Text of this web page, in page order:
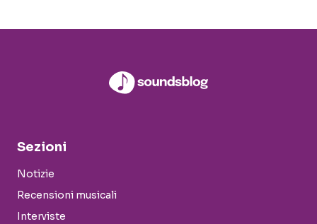
Sezioni
Notizie
Recensioni musicali
Interviste